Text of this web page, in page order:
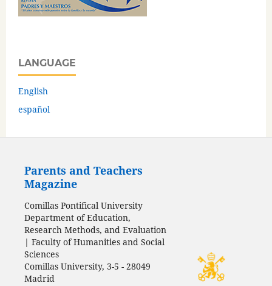
LANGUAGE
English
español
Parents and Teachers
Magazine
Comillas Pontifical University
Department of Education,
Research Methods, and Evaluation
| Faculty of Humanities and Social
Sciences
Comillas University, 3-5 - 28049
Madrid